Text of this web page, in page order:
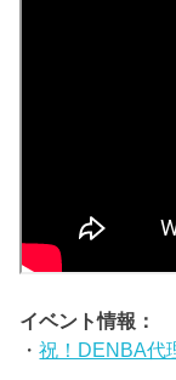
イベント情報：
・祝！DENBA代